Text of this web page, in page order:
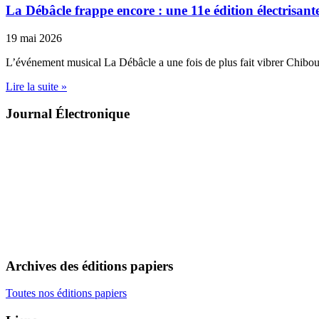
La Débâcle frappe encore : une 11e édition
19 mai 2026
L’événement musical La Débâcle a une fois de plus fait vibrer
Lire la suite »
Journal Électronique
Archives des éditions papiers
Toutes nos éditions papiers